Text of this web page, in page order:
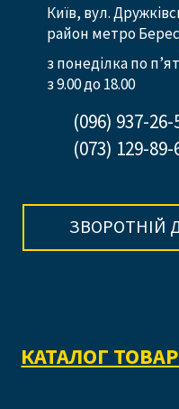
Київ, вул.
район метро
з понеділка по
з 9.00 до 18.00
(096) 937-26-
(073) 129-89-
ЗВОРОТНІЙ
КАТАЛОГ